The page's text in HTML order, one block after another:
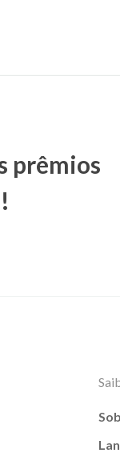
prêmios